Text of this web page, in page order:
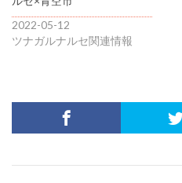
2022-05-12
ツナガルナルセ関連情報